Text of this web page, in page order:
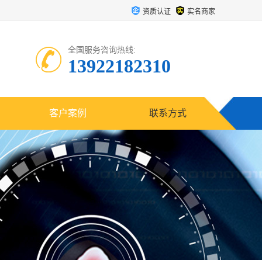
资质认证 实名商家
全国服务咨询热线:
13922182310
客户案例 联系方式